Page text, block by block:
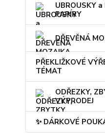
UBROUSKY a
PAPÍRY
DŘEVĚNÁ
PŘEKLIŽKOVÉ
TÉMAT
ODŘEZKY,
VÝPRODEJ
✨ DÁRKOVÉ